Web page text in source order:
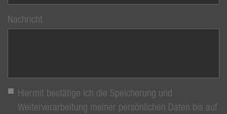
Nachricht
Hiermit bestätige ich die Speicherung und
Weiterverarbeitung meiner persönlichen Daten bis auf